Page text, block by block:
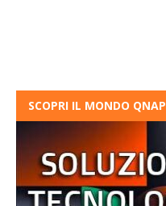
SCOPRI IL MONDO QNAP